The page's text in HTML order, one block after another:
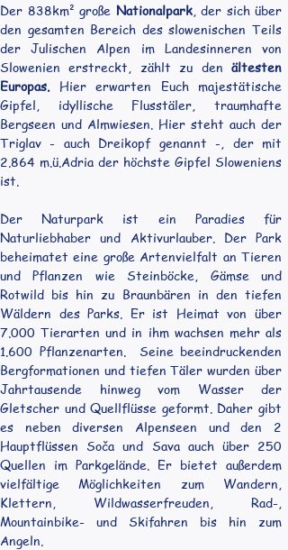
Der 838km² große Nationalpark, der sich über
den gesamten Bereich des slowenischen Teils
der Julischen Alpen im Landesinneren von
Slowenien erstreckt, zählt zu den ältesten
Europas. Hier erwarten Euch majestätische
Gipfel, idyllische Flusstäler, traumhafte
Bergseen und Almwiesen. Hier steht auch der
Triglav - auch Dreikopf genannt -, der mit
2.864 m.ü.Adria der höchste Gipfel Sloweniens
ist.
Der Naturpark ist ein Paradies für
Naturliebhaber und Aktivurlauber. Der Park
beheimatet eine große Artenvielfalt an Tieren
und Pflanzen wie Steinböcke, Gämse und
Rotwild bis hin zu Braunbären in den tiefen
Wäldern des Parks. Er ist Heimat von über
7.000 Tierarten und in ihm wachsen mehr als
1.600 Pflanzenarten.  Seine beeindruckenden
Bergformationen und tiefen Täler wurden über
Jahrtausende hinweg vom Wasser der
Gletscher und Quellflüsse geformt. Daher gibt
es neben diversen Alpenseen und den 2
Hauptflüssen Soča und Sava auch über 250
Quellen im Parkgelände. Er bietet außerdem
vielfältige Möglichkeiten zum Wandern,
Klettern, Wildwasserfreuden, Rad-,
Mountainbike- und Skifahren bis hin zum
Angeln.